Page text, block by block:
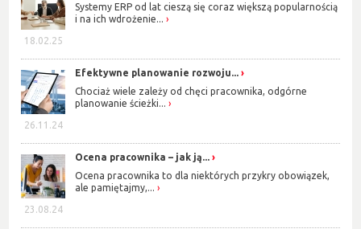
18.02.25
Systemy ERP od lat cieszą się coraz większą popularnością
i na ich wdrożenie...
26.11.24
Efektywne planowanie rozwoju...
Chociaż wiele zależy od chęci pracownika, odgórne
planowanie ścieżki...
23.08.24
Ocena pracownika – jak ją...
Ocena pracownika to dla niektórych przykry obowiązek,
ale pamiętajmy,...